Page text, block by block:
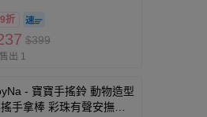
折
$399
出 1
- 寶寶手搖鈴 動物造型
手拿棒 彩珠有聲安撫玩